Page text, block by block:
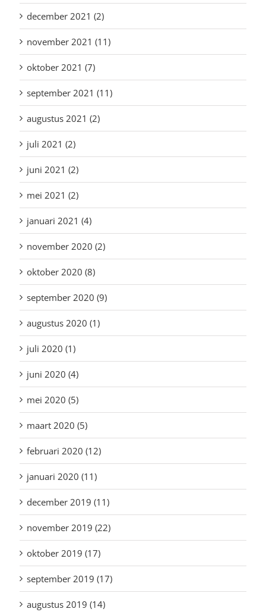
december 2021 (2)
november 2021 (11)
oktober 2021 (7)
september 2021 (11)
augustus 2021 (2)
juli 2021 (2)
juni 2021 (2)
mei 2021 (2)
januari 2021 (4)
november 2020 (2)
oktober 2020 (8)
september 2020 (9)
augustus 2020 (1)
juli 2020 (1)
juni 2020 (4)
mei 2020 (5)
maart 2020 (5)
februari 2020 (12)
januari 2020 (11)
december 2019 (11)
november 2019 (22)
oktober 2019 (17)
september 2019 (17)
augustus 2019 (14)